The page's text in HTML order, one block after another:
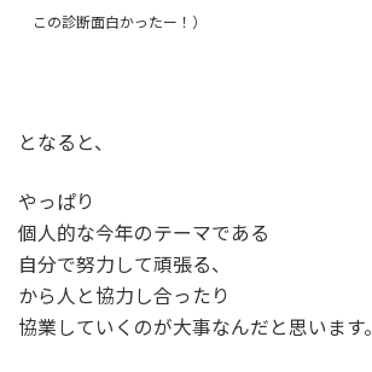
この診断面白かったー！）
となると、
やっぱり
個人的な今年のテーマである
自分で努力して頑張る、
から人と協力し合ったり
協業していくのが大事なんだと思います。